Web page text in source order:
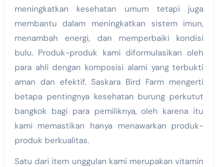
meningkatkan kesehatan umum tetapi juga
membantu dalam meningkatkan sistem imun,
menambah energi, dan memperbaiki kondisi
bulu. Produk-produk kami diformulasikan oleh
para ahli dengan komposisi alami yang terbukti
aman dan efektif. Saskara Bird Farm mengerti
betapa pentingnya kesehatan burung perkutut
bangkok bagi para pemiliknya, oleh karena itu
kami memastikan hanya menawarkan produk-
produk berkualitas.
Satu dari item unggulan kami merupakan vitamin